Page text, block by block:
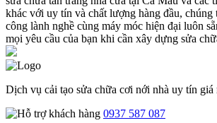
khác với uy tín và chất lượng hàng đầu, chúng
công lành nghề cùng máy móc hiện đại luôn
mọi yêu cầu của bạn khi cần xây dựng sửa
Dịch vụ cải tạo sửa chữa cơi nới nhà uy tín giá
0937 587 087